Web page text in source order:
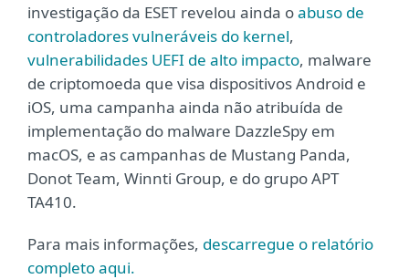
investigação da ESET revelou ainda oabuso de
controladores vulneráveis do kernel,
vulnerabilidades UEFI de alto impacto, malware
de criptomoeda que visa dispositivos Android e
iOS, uma campanha ainda não atribuída de
implementação do malware DazzleSpy em
macOS, e as campanhas de Mustang Panda,
Donot Team, Winnti Group, e do grupo APT
TA410.
Para mais informações, descarregue o relatório
completo aqui.